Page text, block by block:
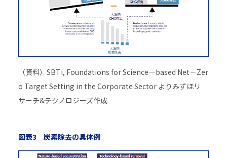
（資料）SBTi, Foundations for Science－based Net－Zer
o Target Setting in the Corporate Sector よりみずほリ
サーチ&テクノロジーズ作成
図表3 炭素除去の具体例